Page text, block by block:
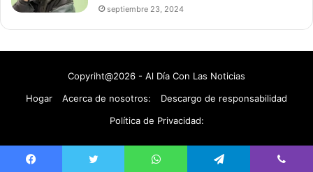
septiembre 23, 2024
Copyriht@2026 - Al Día Con Las Noticias
Hogar
Acerca de nosotros:
Descargo de responsabilidad
Política de Privacidad: